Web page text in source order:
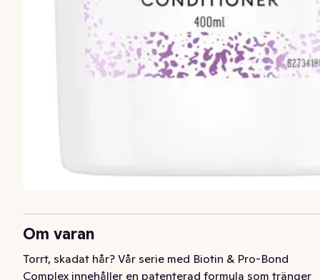
Om varan
Torrt, skadat hår? Vår serie med Biotin & Pro-Bond
Complex innehåller en patenterad formula som tränger